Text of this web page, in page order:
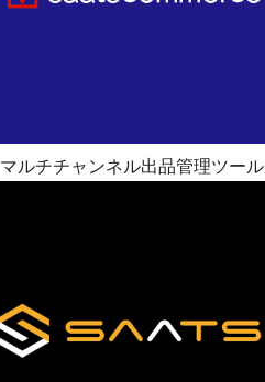
マルチチャンネル出品管理ツール